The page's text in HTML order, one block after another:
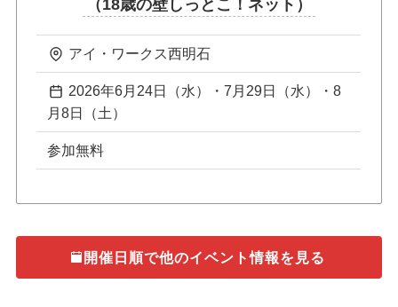
（18歳の壁しっとこ！ネット）
アイ・ワークス西明石
2026年6月24日（水）・7月29日（水）・8
月8日（土）
参加無料
開催日順で他のイベント情報を見る